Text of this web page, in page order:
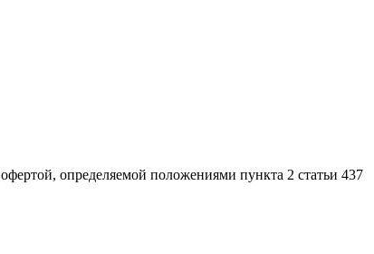
определяемой положениями пункта 2 статьи 437